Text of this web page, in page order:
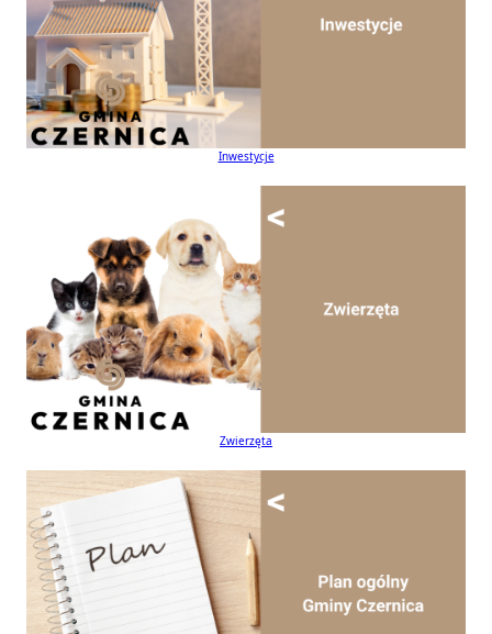
Inwestycje
Zwierzęta